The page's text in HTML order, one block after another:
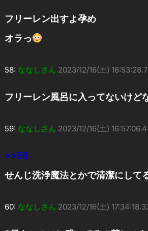
フリーレン出すよ孕め
オラっ
58: ななしさん 2023/12/16(土)
フリーレン風呂に入ってないけど
59: ななしさん 2023/12/16(土)
>>58
せんじ洗浄魔法とかで清潔にして
60: ななしさん 2023/12/16(土)